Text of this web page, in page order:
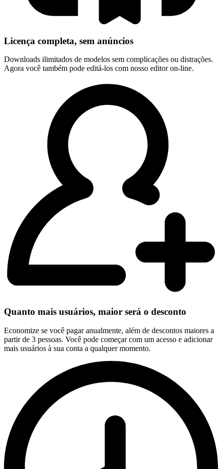
Licença completa, sem anúncios
Downloads ilimitados de modelos sem complicações ou distrações.
Agora você também pode editá-los com nosso editor on-line.
Quanto mais usuários, maior será o desconto
Economize se você pagar anualmente, além de descontos maiores a
partir de 3 pessoas. Você pode começar com um acesso e adicionar
mais usuários à sua conta a qualquer momento.